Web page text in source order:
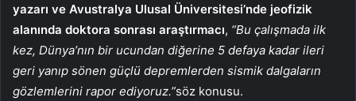
yazarı ve Avustralya Ulusal Üniversitesi’nde jeofizik
alanında doktora sonrası araştırmacı, “Bu çalışmada ilk
kez, Dünya’nın bir ucundan diğerine 5 defaya kadar ileri
geri yanıp sönen güçlü depremlerden sismik dalgaların
gözlemlerini rapor ediyoruz.”söz konusu.